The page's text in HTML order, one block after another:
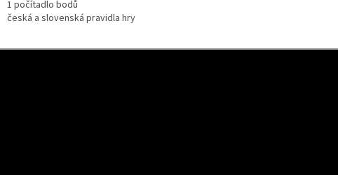
1 počítadlo bodů
česká a slovenská pravidla hry